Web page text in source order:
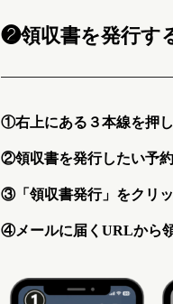
❷領収書を発行す
①右上にある３本線を押
②領収書を発行したい予約
③「領収書発行」をクリッ
④メールに届くURLから領